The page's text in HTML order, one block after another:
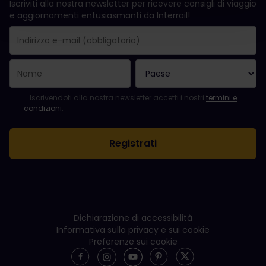
Iscriviti alla nostra newsletter per ricevere consigli di viaggio
e aggiornamenti entusiasmanti da Interrail!
La registrazione è avvenuta con successo.
Il campo "Indirizzo e-mail" è obbligatorio.
L'indirizzo e-mail non è valido.
Si è verificato un errore durante l'iscrizione alla newsletter.
Sei già iscritto a questa newsletter!
Per iscriversi alla newsletter, accettare i termini e le condizioni.
Iscrivendoti alla nostra newsletter accetti i nostri termini e
condizioni.
Dichiarazione di accessibilità
Informativa sulla privacy e sui cookie
Preferenze sui cookie